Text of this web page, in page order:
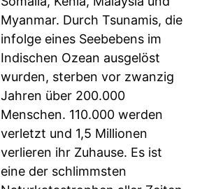
Myanmar. Durch Tsunamis, die
infolge eines Seebebens im
Indischen Ozean ausgelöst
wurden, sterben vor zwanzig
Jahren über 200.000
Menschen. 110.000 werden
verletzt und 1,5 Millionen
verlieren ihr Zuhause. Es ist
eine der schlimmsten